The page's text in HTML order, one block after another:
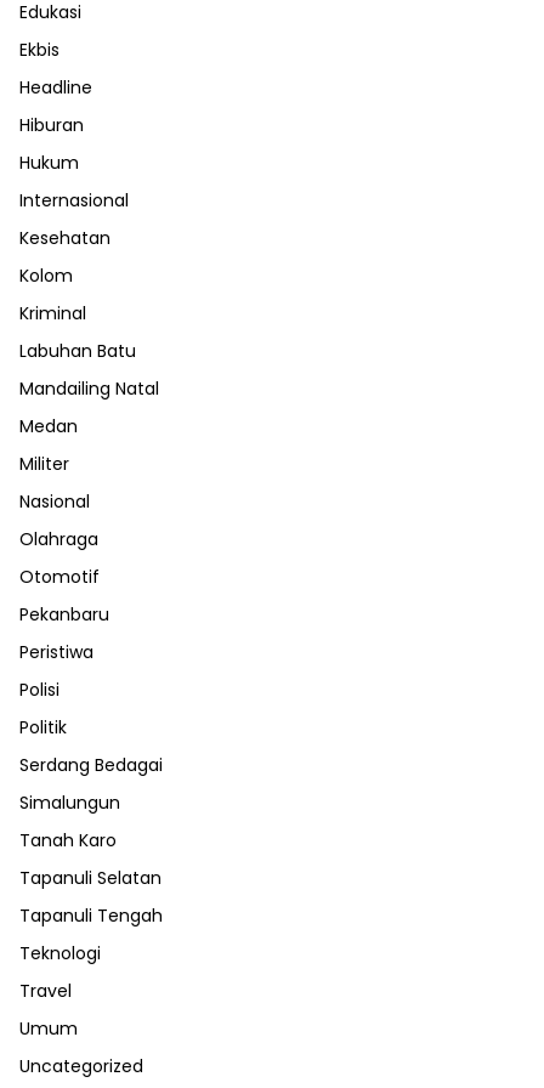
Edukasi
Ekbis
Headline
Hiburan
Hukum
Internasional
Kesehatan
Kolom
Kriminal
Labuhan Batu
Mandailing Natal
Medan
Militer
Nasional
Olahraga
Otomotif
Pekanbaru
Peristiwa
Polisi
Politik
Serdang Bedagai
Simalungun
Tanah Karo
Tapanuli Selatan
Tapanuli Tengah
Teknologi
Travel
Umum
Uncategorized